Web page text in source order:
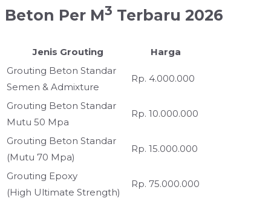
Beton Per M3 Terbaru 2026
Jenis Grouting
Harga
Grouting Beton Standar
Semen & Admixture
Rp. 4.000.000
Grouting Beton Standar
Mutu 50 Mpa
Rp. 10.000.000
Grouting Beton Standar
(Mutu 70 Mpa)
Rp. 15.000.000
Grouting Epoxy
(High Ultimate Strength)
Rp. 75.000.000